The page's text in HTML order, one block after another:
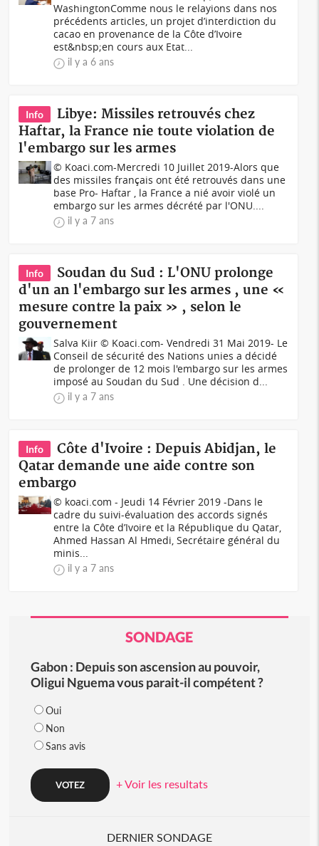
WashingtonComme nous le relayions dans nos
précédents articles, un projet d’interdiction du
cacao en provenance de la Côte d’Ivoire
est&nbsp;en cours aux Etat...
il y a 6 ans
Info
Libye: Missiles retrouvés chez
Haftar, la France nie toute violation de
l'embargo sur les armes
© Koaci.com-Mercredi 10 Juillet 2019-Alors que
des missiles français ont été retrouvés dans une
base Pro- Haftar , la France a nié avoir violé un
embargo sur les armes décrété par l'ONU....
il y a 7 ans
Info
Soudan du Sud : L'ONU prolonge
d'un an l'embargo sur les armes , une «
mesure contre la paix » , selon le
gouvernement
Salva Kiir © Koaci.com- Vendredi 31 Mai 2019- Le
Conseil de sécurité des Nations unies a décidé
de prolonger de 12 mois l'embargo sur les armes
imposé au Soudan du Sud . Une décision d...
il y a 7 ans
Info
Côte d'Ivoire : Depuis Abidjan, le
Qatar demande une aide contre son
embargo
© koaci.com - Jeudi 14 Février 2019 -Dans le
cadre du suivi-évaluation des accords signés
entre la Côte d’Ivoire et la République du Qatar,
Ahmed Hassan Al Hmedi, Secrétaire général du
minis...
il y a 7 ans
SONDAGE
Gabon : Depuis son ascension au pouvoir,
Oligui Nguema vous parait-il compétent ?
Oui
Non
Sans avis
+ Voir les resultats
DERNIER SONDAGE